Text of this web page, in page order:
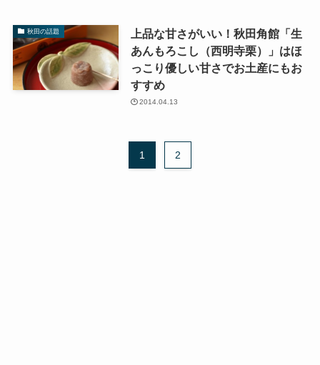
秋田の話題
上品な甘さがいい！秋田角館「生
あんもろこし（西明寺栗）」はほ
っこり優しい甘さでお土産にもお
すすめ
2014.04.13
1 2